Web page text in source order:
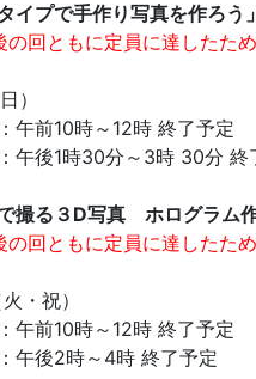
イプで手作り写真を作ろう」
回ともに定員に達したため
）
午前10時～12時 終了予定
午後1時30分～3時 30分 終
撮る３D写真 ホログラム
回ともに定員に達したため
・祝）
午前10時～12時 終了予定
午後2時～4時 終了予定